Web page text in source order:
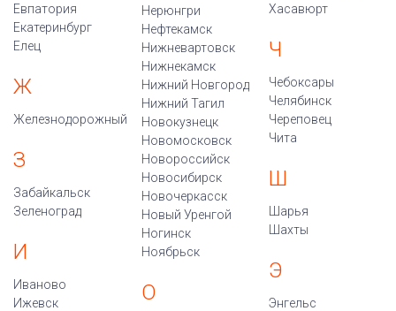
Евпатория
Екатеринбург
Елец
Ж
Железнодорожный
З
Забайкальск
Зеленоград
И
Иваново
Ижевск
Нерюнгри
Нефтекамск
Нижневартовск
Нижнекамск
Нижний Новгород
Нижний Тагил
Новокузнецк
Новомосковск
Новороссийск
Новосибирск
Новочеркасск
Новый Уренгой
Ногинск
Ноябрьск
О
Хасавюрт
Ч
Чебоксары
Челябинск
Череповец
Чита
Ш
Шарья
Шахты
Э
Энгельс